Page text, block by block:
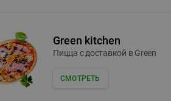
Green kitchen
Пицца c доставкой в Green
СМОТРЕТЬ